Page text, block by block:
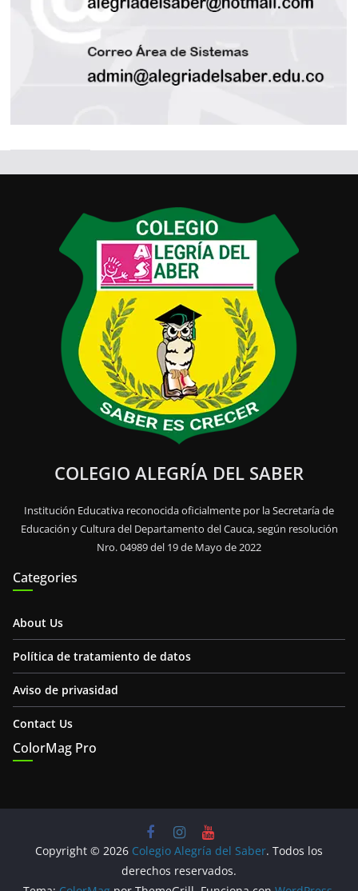
COLEGIO ALEGRÍA DEL SABER
Institución Educativa reconocida oficialmente por la Secretaría de
Educación y Cultura del Departamento del Cauca, según resolución
Nro. 04989 del 19 de Mayo de 2022
Categories
About Us
Política de tratamiento de datos
Aviso de privasidad
Contact Us
ColorMag Pro
Copyright © 2026 Colegio Alegría del Saber. Todos los
derechos reservados.